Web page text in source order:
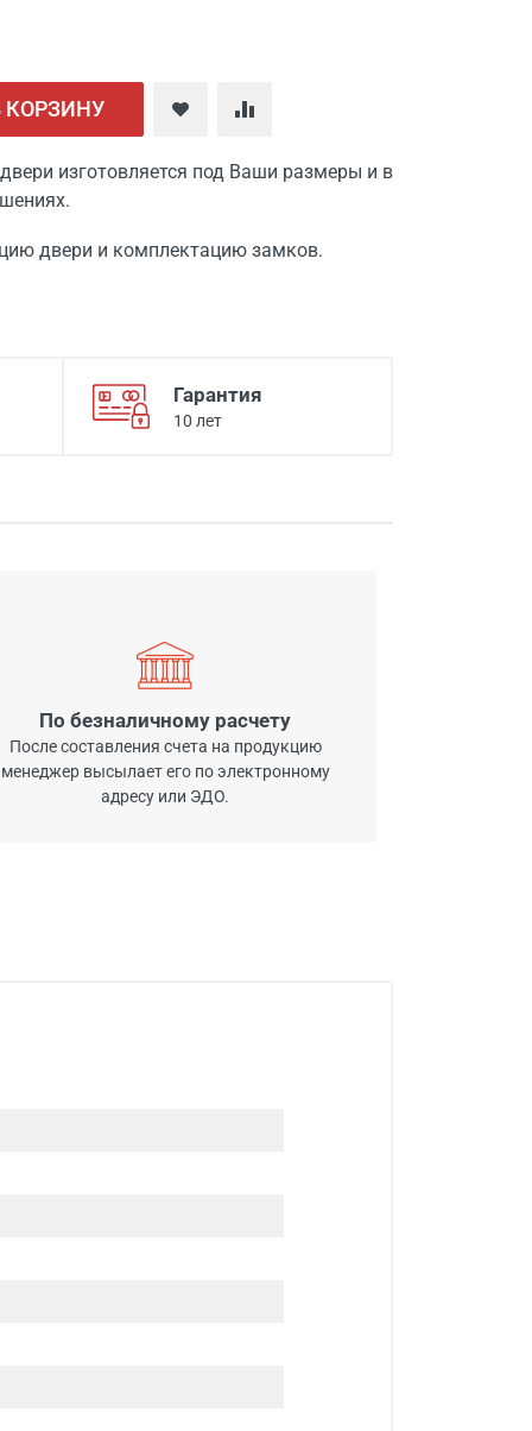
КОРЗИНУ
изготовляется под Ваши размеры и в
двери и комплектацию замков.
Гарантия
10 лет
По безналичному расчету
После составления счета на продукцию
менеджер высылает его по электронному
адресу или ЭДО.